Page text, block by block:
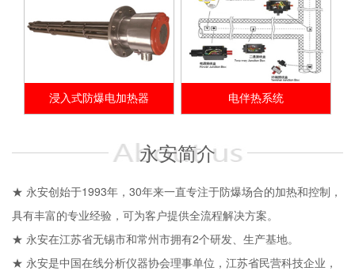
浸入式防爆电加热器 电伴热系统
永安简介
★ 永安创始于1993年，30年来一直专注于防爆场合的加热和控制，
具有丰富的专业经验，可为客户提供全流程解决方案。
★ 永安在江苏省无锡市和常州市拥有2个研发、生产基地。
★ 永安是中国在线分析仪器协会理事单位，江苏省民营科技企业，